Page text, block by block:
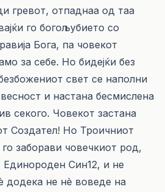
гревот, отпаднаа од таа
го богољубието со
Бога, па човекот
за себе. Но бидејќи без
свет се наполни
и настана бесмислена
секого. Човекот застана
Создател! Но Троичниот
заборави човечкиот род,
Единороден Син12, и не
додека не нè воведе на